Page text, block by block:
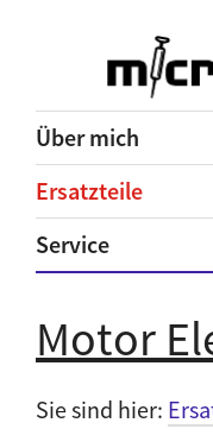
Über mich
Ersatzteile
Service
Motor
Sie sind hier: